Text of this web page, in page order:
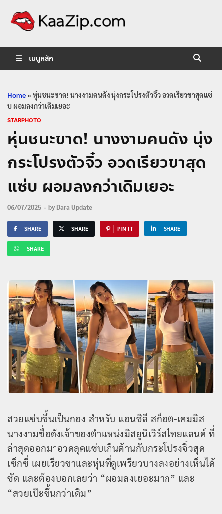
เมนูหลัก
Home»หุ่นชนะขาด! นางงามคนดัง นุ่งกระโปรงตัวจิ๋ว อวดเรียวขาสุดแซ่
บ ผอมลงกว่าเดิมเยอะ
STARPHOTO
หุ่นชนะขาด! นางงามคนดัง นุ่ง
กระโปรงตัวจิ๋ว อวดเรียวขาสุด
แซ่บ ผอมลงกว่าเดิมเยอะ
06/07/2025 - by Dara Update
SHARE SHARE PIN IT SHARE
SHARE
สวยแซ่บขึ้นเป็นกอง สำหรับ แอนชิลี สก็อต-เคมมิส
นางงามชื่อดังเจ้าของตำแหน่งมิสยูนิเวิร์สไทยแลนด์ ที่
ล่าสุดออกมาอวดลุคแซ่บเกินต้านกับกระโปรงจิ๋วสุด
เซ็กซี่ เผยเรียวขาและหุ่นที่ดูเพรียวบางลงอย่างเห็นได้
ชัด และต้องบอกเลยว่า “ผอมลงเยอะมาก” และ
“สวยเป๊ะขึ้นกว่าเดิม”